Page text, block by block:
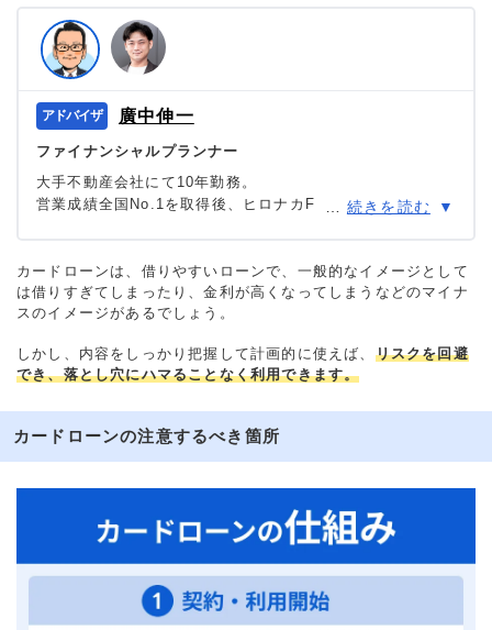
廣中伸一
ファイナンシャルプランナー
大手不動産会社にて10年勤務。
営業成績全国No.1を取得後、ヒロナカFP事務所設立。不動
所得税対策、ライフプランニングに強いFPとしてコンサル
タント業務を行う。税金や生活面での役に立つ情報やお得
情報を発信中。
続きを読む
カードローンは、借りやすいローンで、一般的なイメージとして
は借りすぎてしまったり、金利が高くなってしまうなどのマイナ
スのイメージがあるでしょう。
しかし、内容をしっかり把握して計画的に使えば、 リスクを回避
でき、落とし穴にハマることなく利用できます。
カードローンの注意するべき箇所